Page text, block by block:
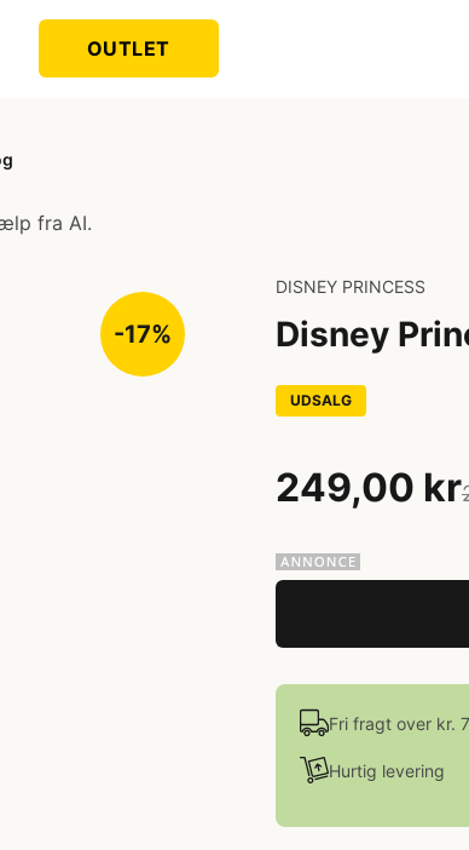
OUTLET
fra AI.
-17%
DISNEY PRINCESS
Disney
UDSALG
249,00 kr
Fri fragt over kr.
Hurtig levering